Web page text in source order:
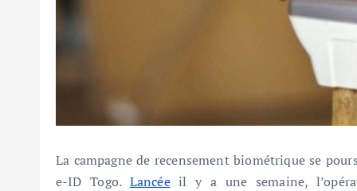
La campagne de recensement biométrique se
e-ID Togo. Lancéeil y a une semaine,